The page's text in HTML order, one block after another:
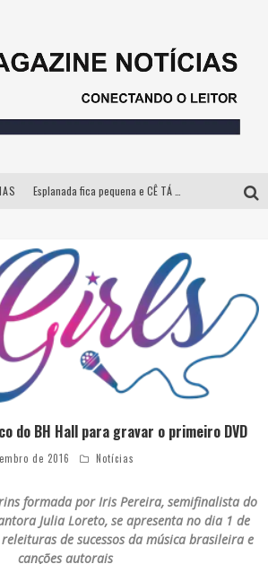
Com ingressos esgotados desde junho, Churrasquinho Menos é Mais agita BH na próxima semana
Hot Wheels Monster Trucks Live™ confirma Belo Horizonte na turnê América do Sul 2027
do BH Hall para gravar o primeiro DVD
de 2016 Notícias
formada por Iris Pereira, semifinalista do
Julia Loreto, se apresenta no dia 1 de
de sucessos da música brasileira e
canções autorais